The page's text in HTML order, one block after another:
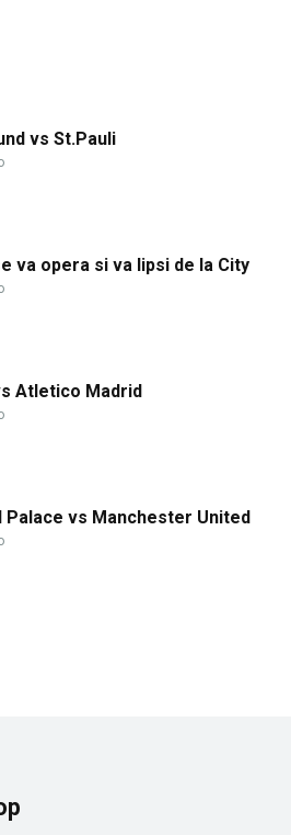
vs St.Pauli
va opera si va lipsi de la City
Atletico Madrid
Palace vs Manchester United